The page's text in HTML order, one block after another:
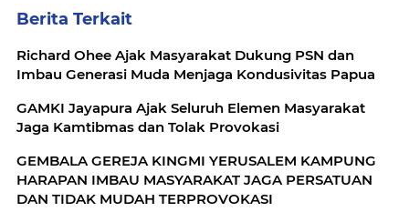
Berita Terkait
Richard Ohee Ajak Masyarakat Dukung PSN dan
Imbau Generasi Muda Menjaga Kondusivitas Papua
GAMKI Jayapura Ajak Seluruh Elemen Masyarakat
Jaga Kamtibmas dan Tolak Provokasi
GEMBALA GEREJA KINGMI YERUSALEM KAMPUNG
HARAPAN IMBAU MASYARAKAT JAGA PERSATUAN
DAN TIDAK MUDAH TERPROVOKASI